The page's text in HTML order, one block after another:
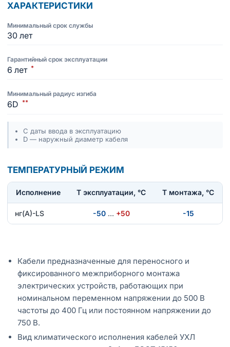
ХАРАКТЕРИСТИКИ
Минимальный срок службы
30 лет
Гарантийный срок эксплуатации
6 лет *
Минимальный радиус изгиба
6D **
С даты ввода в эксплуатацию
D — наружный диаметр кабеля
ТЕМПЕРАТУРНЫЙ РЕЖИМ
Исполнение T эксплуатации, °С Т монтажа, °С
нг(А)-LS -50 … +50 -15
Кабели предназначенные для переносного и
фиксированного межприборного монтажа
электрических устройств, работающих при
номинальном переменном напряжении до 500 В
частоты до 400 Гц или постоянном напряжении до
750 В.
Вид климатического исполнения кабелей УХЛ